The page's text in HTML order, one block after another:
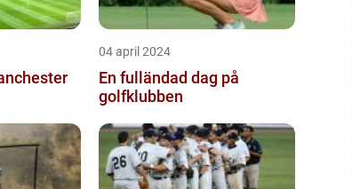
04 april 2024
En fulländad dag på
golfklubben